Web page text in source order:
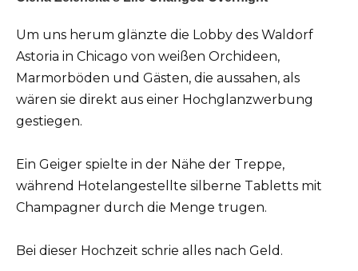
Um uns herum glänzte die Lobby des Waldorf
Astoria in Chicago von weißen Orchideen,
Marmorböden und Gästen, die aussahen, als
wären sie direkt aus einer Hochglanzwerbung
gestiegen.
Ein Geiger spielte in der Nähe der Treppe,
während Hotelangestellte silberne Tabletts mit
Champagner durch die Menge trugen.
Bei dieser Hochzeit schrie alles nach Geld.